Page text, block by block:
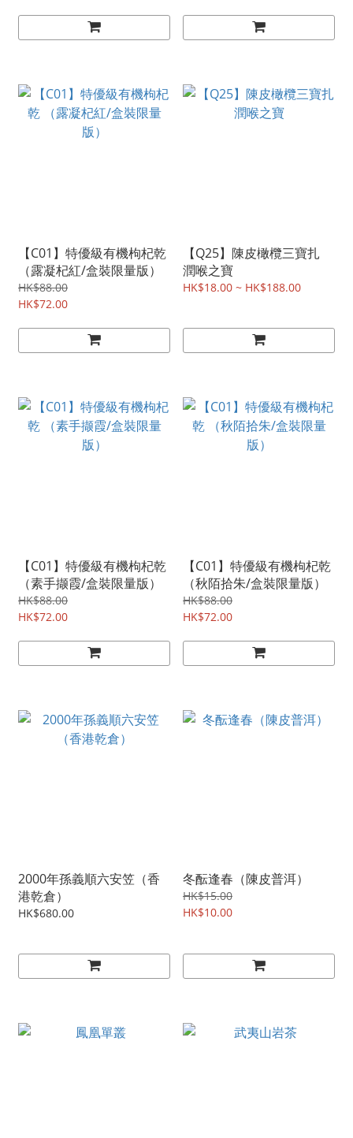
【C01】特優級有機枸杞乾
（露凝杞紅/盒裝限量版）
HK$88.00
HK$72.00
【Q25】陳皮橄欖三寶扎
潤喉之寶
HK$18.00 ~ HK$188.00
【C01】特優級有機枸杞乾
（素手撷霞/盒裝限量版）
HK$88.00
HK$72.00
【C01】特優級有機枸杞乾
（秋陌拾朱/盒裝限量版）
HK$88.00
HK$72.00
2000年孫義順六安笠（香
港乾倉）
HK$680.00
冬酝逢春（陳皮普洱）
HK$15.00
HK$10.00